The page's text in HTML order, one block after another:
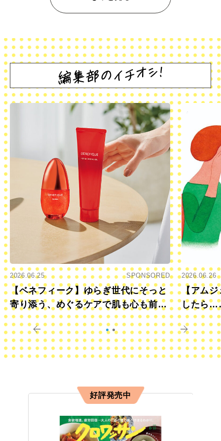
2026.06.25 SPONSORED
【ベネフィーク】ゆらぎ世代にそっと
寄り添う、めぐるケアで肌も心も前向
きに
2026.06.26
【アムジ
したら
すか？
好評発売中